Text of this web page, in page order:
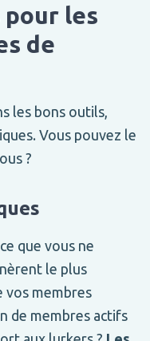
les
de
les bons outils,
Vous pouvez le
?
que vous ne
le plus
vos membres
de membres actifs